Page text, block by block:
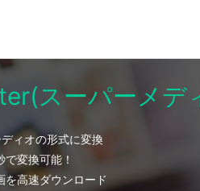
イティビティ
効率化
Filmora
スーパーメデ
ィオの形式に変換
変換可能！
を高速ダウンロード